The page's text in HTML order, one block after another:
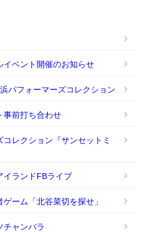
ベント開催のお知らせ
パフォーマーズコレクション
事前打ち合わせ
レクション『サンセットミ
ランドFBライブ
ーム「北谷菜切を探せ」
チャンバラ